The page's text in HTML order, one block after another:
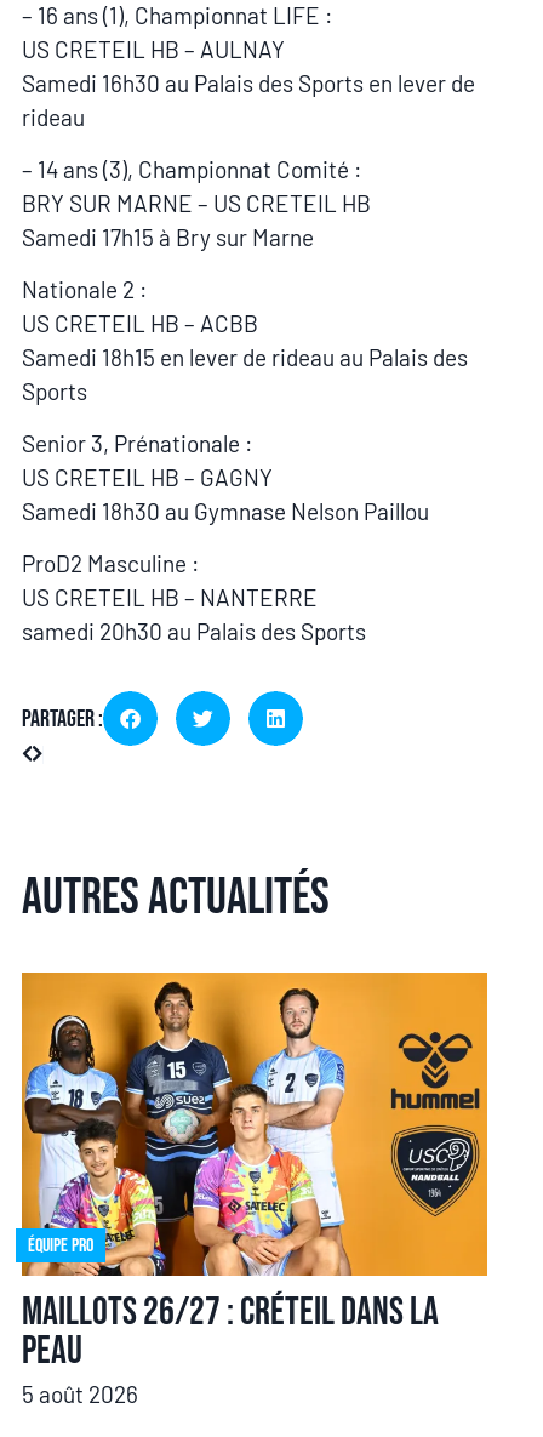
– 16 ans (1), Championnat LIFE :
US CRETEIL HB – AULNAY
Samedi 16h30 au Palais des Sports en lever de
rideau
– 14 ans (3), Championnat Comité :
BRY SUR MARNE – US CRETEIL HB
Samedi 17h15 à Bry sur Marne
Nationale 2 :
US CRETEIL HB – ACBB
Samedi 18h15 en lever de rideau au Palais des
Sports
Senior 3, Prénationale :
US CRETEIL HB – GAGNY
Samedi 18h30 au Gymnase Nelson Paillou
ProD2 Masculine :
US CRETEIL HB – NANTERRE
samedi 20h30 au Palais des Sports
Partager :
Autres actualités
Équipe pro
Maillots 26/27 : Créteil dans la
peau
5 août 2026